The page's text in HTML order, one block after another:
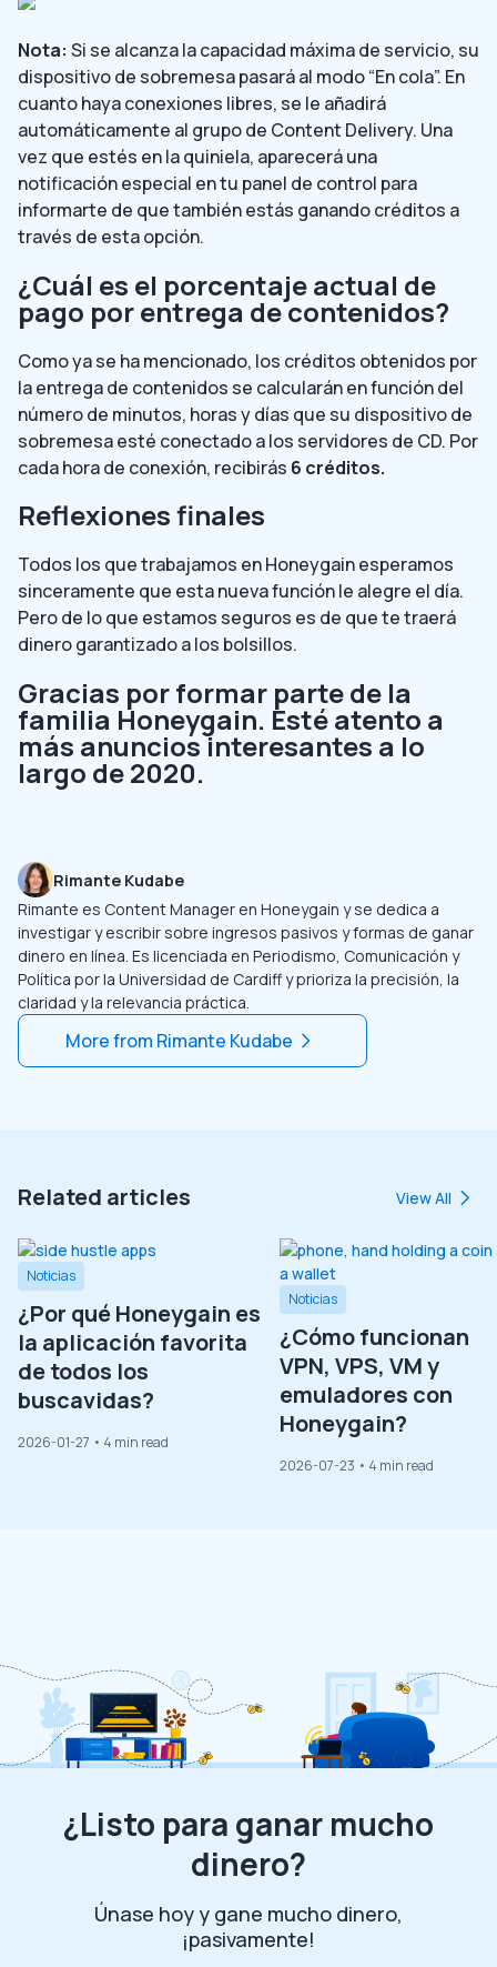
Nota: Si se alcanza la capacidad máxima de servicio, su
dispositivo de sobremesa pasará al modo “En cola”. En
cuanto haya conexiones libres, se le añadirá
automáticamente al grupo de Content Delivery. Una
vez que estés en la quiniela, aparecerá una
notificación especial en tu panel de control para
informarte de que también estás ganando créditos a
través de esta opción.
¿Cuál es el porcentaje actual de
pago por entrega de contenidos?
Como ya se ha mencionado, los créditos obtenidos por
la entrega de contenidos se calcularán en función del
número de minutos, horas y días que su dispositivo de
sobremesa esté conectado a los servidores de CD. Por
cada hora de conexión, recibirás 6 créditos.
Reflexiones finales
Todos los que trabajamos en Honeygain esperamos
sinceramente que esta nueva función le alegre el día.
Pero de lo que estamos seguros es de que te traerá
dinero garantizado a los bolsillos.
Gracias por formar parte de la
familia Honeygain. Esté atento a
más anuncios interesantes a lo
largo de 2020.
Rimante Kudabe
Rimante es Content Manager en Honeygain y se dedica a
investigar y escribir sobre ingresos pasivos y formas de ganar
dinero en línea. Es licenciada en Periodismo, Comunicación y
Política por la Universidad de Cardiff y prioriza la precisión, la
claridad y la relevancia práctica.
More from Rimante Kudabe
Related articles View All
Noticias
¿Por qué Honeygain es
la aplicación favorita
de todos los
buscavidas?
2026-01-27 • 4 min read
Noticias
¿Cómo funcionan
VPN, VPS, VM y
emuladores con
Honeygain?
2026-07-23 • 4 min read
¿Listo para ganar mucho
dinero?
Únase hoy y gane mucho dinero,
¡pasivamente!